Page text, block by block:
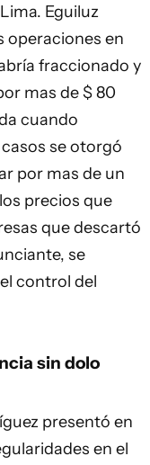
Eguiluz
operaciones en
fraccionado y
mas de $ 80
cuando
se otorgó
por mas de un
precios que
que descartó
se
control del
sin dolo
presentó en
en el